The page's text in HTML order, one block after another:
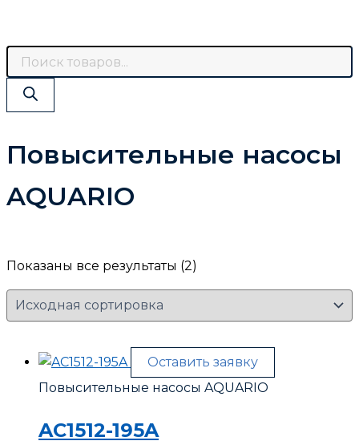
Повысительные насосы
AQUARIO
Показаны все результаты (2)
Оставить заявку
Повысительные насосы AQUARIO
AC1512-195A